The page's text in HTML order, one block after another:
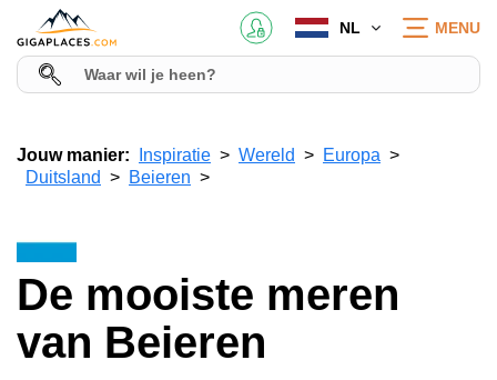
NL MENU
Jouw manier: Inspiratie Wereld
Europa
Duitsland
Beieren
De mooiste meren
van Beieren